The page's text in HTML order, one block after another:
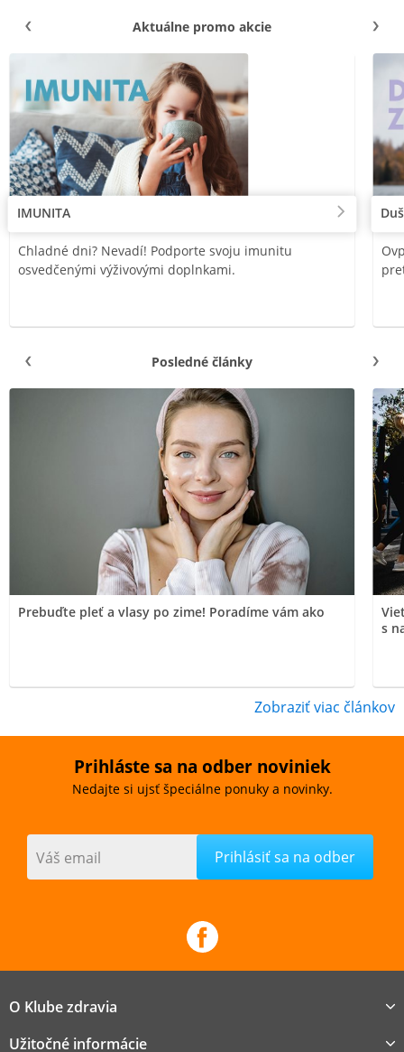
Aktuálne promo akcie
IMUNITA
Chladné dni? Nevadí! Podporte svoju imunitu
osvedčenými výživovými doplnkami.
Posledné články
Prebuďte pleť a vlasy po zime! Poradíme vám ako
s
Zobraziť viac článkov
Prihláste sa na odber noviniek
Nedajte si ujsť špeciálne ponuky a novinky.
Váš email
O Klube zdravia
Užitočné informácie